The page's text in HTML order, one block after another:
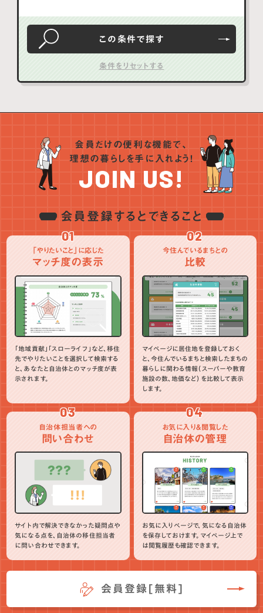
この条件で探す
会員だけの便利な機能で、
理想の暮らしを手に入れよう！
JOIN US!
会員登録するとできること
01
「やりたいこと」に応じた
マッチ度の表示
「地域貢献」「スローライフ」など、移住
先でやりたいことを選択して検索する
と、あなたと自治体とのマッチ度が表
示されます。
02
今住んでいるまちとの
比較
マイページに居住地を登録しておく
と、今住んでいるまちと検索したまちの
暮らしに関わる情報（スーパーや教育
施設の数、地価など）を比較して表示
します。
03
自治体担当者への
問い合わせ
サイト内で解決できなかった疑問点や
気になる点を、自治体の移住担当者
に問い合わせできます。
04
お気に入り＆閲覧した
自治体の管理
お気に入りページで、気になる自治体
を保存しておけます。マイページ上で
は閲覧履歴も確認できます。
会員登録[無料]